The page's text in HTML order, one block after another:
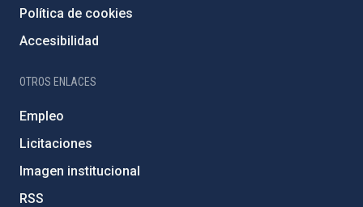
Política de cookies
Accesibilidad
OTROS ENLACES
Empleo
Licitaciones
Imagen institucional
RSS